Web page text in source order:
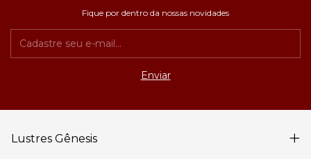
Fique por dentro da nossas novidades
Lustres Gênesis